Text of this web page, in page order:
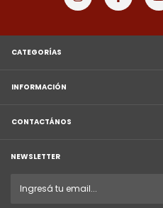
CATEGORÍAS
INFORMACIÓN
CONTACTÁNOS
NEWSLETTER